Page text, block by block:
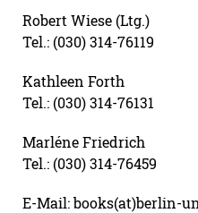
Robert Wiese (Ltg.)
Tel.: (030) 314-76119
Kathleen Forth
Tel.: (030) 314-76131
Marléne Friedrich
Tel.: (030) 314-76459
E-Mail: books(at)berlin-